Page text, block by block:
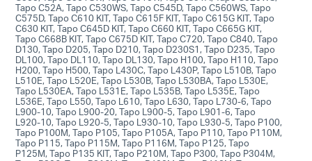
Tapo C52A, Tapo C530WS, Tapo C545D, Tapo C560WS, Tapo
C575D, Tapo C610 KIT, Tapo C615F KIT, Tapo C615G KIT, Tapo
C630 KIT, Tapo C645D KIT, Tapo C660 KIT, Tapo C665G KIT,
Tapo C668B KIT, Tapo C675D KIT, Tapo C720, Tapo C840, Tapo
D130, Tapo D205, Tapo D210, Tapo D230S1, Tapo D235, Tapo
DL100, Tapo DL110, Tapo DL130, Tapo H100, Tapo H110, Tapo
H200, Tapo H500, Tapo L430C, Tapo L430P, Tapo L510B, Tapo
L510E, Tapo L520E, Tapo L530B, Tapo L530BA, Tapo L530E,
Tapo L530EA, Tapo L531E, Tapo L535B, Tapo L535E, Tapo
L536E, Tapo L550, Tapo L610, Tapo L630, Tapo L730-6, Tapo
L900-10, Tapo L900-20, Tapo L900-5, Tapo L901-6, Tapo
L920-10, Tapo L920-5, Tapo L930-10, Tapo L930-5, Tapo P100,
Tapo P100M, Tapo P105, Tapo P105A, Tapo P110, Tapo P110M,
Tapo P115, Tapo P115M, Tapo P116M, Tapo P125, Tapo
P125M, Tapo P135 KIT, Tapo P210M, Tapo P300, Tapo P304M,